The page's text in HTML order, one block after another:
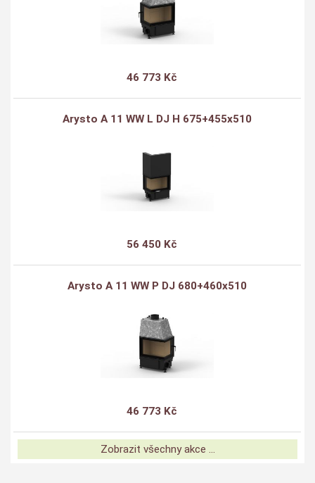
46 773 Kč
Arysto A 11 WW L DJ H 675+455x510
56 450 Kč
Arysto A 11 WW P DJ 680+460x510
46 773 Kč
Zobrazit všechny akce ...